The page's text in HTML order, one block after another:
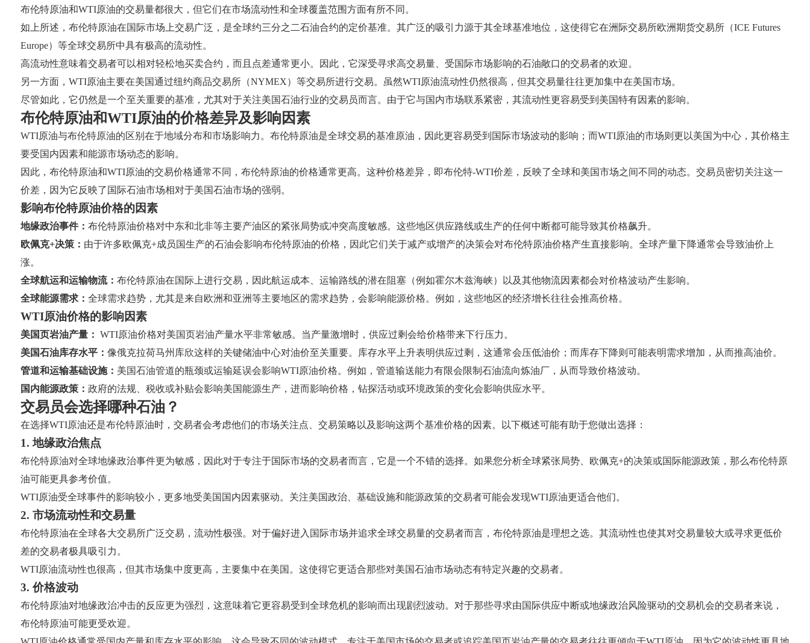
布伦特原油和WTI原油的交易量都很大，但它们在市场流动性和全球覆盖范围方面有所不同。
如上所述，布伦特原油在国际市场上交易广泛，是全球约三分之二石油合约的定价基准。其广泛的吸引力源于其全球基准地位，这使得它在洲际交易所欧洲期货交易所（ICE Futures
Europe）等全球交易所中具有极高的流动性。
高流动性意味着交易者可以相对轻松地买卖合约，而且点差通常更小。因此，它深受寻求高交易量、受国际市场影响的石油敞口的交易者的欢迎。
另一方面，WTI原油主要在美国通过纽约商品交易所（NYMEX）等交易所进行交易。虽然WTI原油流动性仍然很高，但其交易量往往更加集中在美国市场。
尽管如此，它仍然是一个至关重要的基准，尤其对于关注美国石油行业的交易员而言。由于它与国内市场联系紧密，其流动性更容易受到美国特有因素的影响。
布伦特原油和WTI原油的价格差异及影响因素
WTI原油与布伦特原油的区别在于地域分布和市场影响力。布伦特原油是全球交易的基准原油，因此更容易受到国际市场波动的影响；而WTI原油的市场则更以美国为中心，其价格主
要受国内因素和能源市场动态的影响。
因此，布伦特原油和WTI原油的交易价格通常不同，布伦特原油的价格通常更高。这种价格差异，即布伦特-WTI价差，反映了全球和美国市场之间不同的动态。交易员密切关注这一
价差，因为它反映了国际石油市场相对于美国石油市场的强弱。
影响布伦特原油价格的因素
地缘政治事件： 布伦特原油价格对中东和北非等主要产油区的紧张局势或冲突高度敏感。这些地区供应路线或生产的任何中断都可能导致其价格飙升。
欧佩克+决策： 由于许多欧佩克+成员国生产的石油会影响布伦特原油的价格，因此它们关于减产或增产的决策会对布伦特原油价格产生直接影响。全球产量下降通常会导致油价上
涨。
全球航运和运输物流： 布伦特原油在国际上进行交易，因此航运成本、运输路线的潜在阻塞（例如霍尔木兹海峡）以及其他物流因素都会对价格波动产生影响。
全球能源需求： 全球需求趋势，尤其是来自欧洲和亚洲等主要地区的需求趋势，会影响能源价格。例如，这些地区的经济增长往往会推高价格。
WTI原油价格的影响因素
美国页岩油产量： WTI原油价格对美国页岩油产量水平非常敏感。当产量激增时，供应过剩会给价格带来下行压力。
美国石油库存水平： 像俄克拉荷马州库欣这样的关键储油中心对油价至关重要。库存水平上升表明供应过剩，这通常会压低油价；而库存下降则可能表明需求增加，从而推高油价。
管道和运输基础设施： 美国石油管道的瓶颈或运输延误会影响WTI原油价格。例如，管道输送能力有限会限制石油流向炼油厂，从而导致价格波动。
国内能源政策： 政府的法规、税收或补贴会影响美国能源生产，进而影响价格，钻探活动或环境政策的变化会影响供应水平。
交易员会选择哪种石油？
在选择WTI原油还是布伦特原油时，交易者会考虑他们的市场关注点、交易策略以及影响这两个基准价格的因素。以下概述可能有助于您做出选择：
1. 地缘政治焦点
布伦特原油对全球地缘政治事件更为敏感，因此对于专注于国际市场的交易者而言，它是一个不错的选择。如果您分析全球紧张局势、欧佩克+的决策或国际能源政策，那么布伦特原
油可能更具参考价值。
WTI原油受全球事件的影响较小，更多地受美国国内因素驱动。关注美国政治、基础设施和能源政策的交易者可能会发现WTI原油更适合他们。
2. 市场流动性和交易量
布伦特原油在全球各大交易所广泛交易，流动性极强。对于偏好进入国际市场并追求全球交易量的交易者而言，布伦特原油是理想之选。其流动性也使其对交易量较大或寻求更低价
差的交易者极具吸引力。
WTI原油流动性也很高，但其市场集中度更高，主要集中在美国。这使得它更适合那些对美国石油市场动态有特定兴趣的交易者。
3. 价格波动
布伦特原油对地缘政治冲击的反应更为强烈，这意味着它更容易受到全球危机的影响而出现剧烈波动。对于那些寻求由国际供应中断或地缘政治风险驱动的交易机会的交易者来说，
布伦特原油可能更受欢迎。